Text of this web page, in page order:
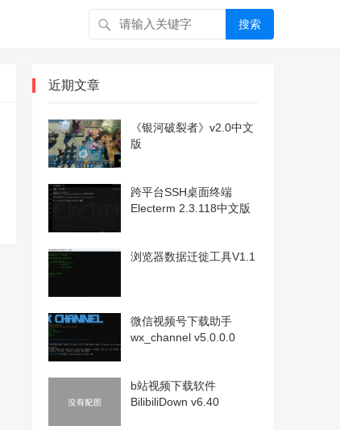
搜索
近期文章
《银河破裂者》v2.0中文
版
跨平台SSH桌面终端
Electerm 2.3.118中文版
浏览器数据迁徙工具V1.1
微信视频号下载助手
wx_channel v5.0.0.0
b站视频下载软件
BilibiliDown v6.40